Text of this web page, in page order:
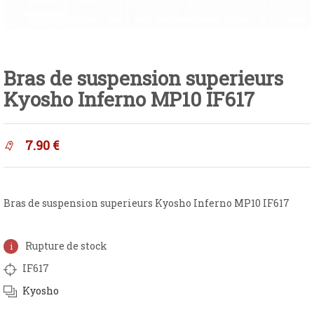
Bras de suspension superieurs
Kyosho Inferno MP10 IF617
7.90 €
Bras de suspension superieurs Kyosho Inferno MP10 IF617
Rupture de stock
IF617
Kyosho